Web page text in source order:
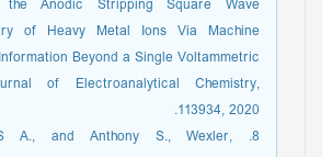
the Anodic Stripping Square Wave
of Heavy Metal Ions Via Machine
Beyond a Single Voltammetric
of Electroanalytical Chemistry,
113934, 2020.
S A., and Anthony S., Wexler,